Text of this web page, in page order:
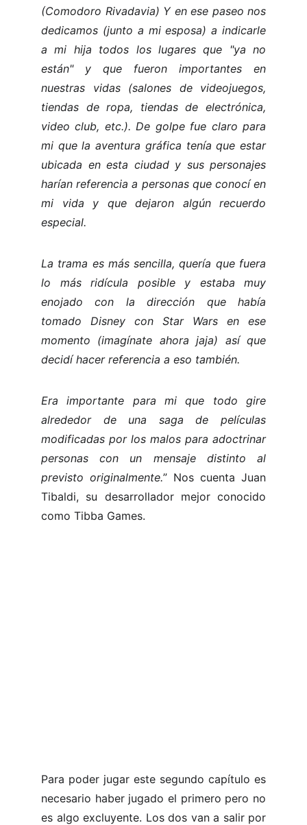
(Comodoro Rivadavia) Y en ese paseo nos
dedicamos (junto a mi esposa) a indicarle
a mi hija todos los lugares que "ya no
están" y que fueron importantes en
nuestras vidas (salones de videojuegos,
tiendas de ropa, tiendas de electrónica,
video club, etc.). De golpe fue claro para
mi que la aventura gráfica tenía que estar
ubicada en esta ciudad y sus personajes
harían referencia a personas que conocí en
mi vida y que dejaron algún recuerdo
especial.
La trama es más sencilla, quería que fuera
lo más ridícula posible y estaba muy
enojado con la dirección que había
tomado Disney con Star Wars en ese
momento (imagínate ahora jaja) así que
decidí hacer referencia a eso también.
Era importante para mi que todo gire
alrededor de una saga de películas
modificadas por los malos para adoctrinar
personas con un mensaje distinto al
previsto originalmente.” Nos cuenta Juan
Tibaldi, su desarrollador mejor conocido
como Tibba Games.
Para poder jugar este segundo capítulo es
necesario haber jugado el primero pero no
es algo excluyente. Los dos van a salir por